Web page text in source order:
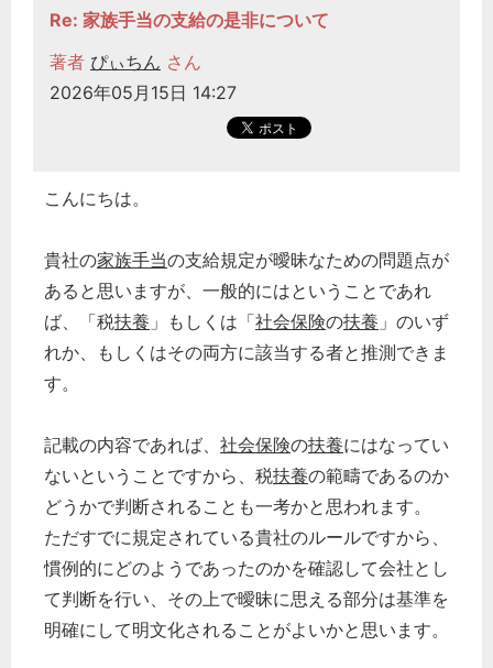
Re: 家族手当の支給の是非について
著者 ぴぃちん さん
2026年05月15日 14:27
こんにちは。
貴社の家族手当の支給規定が曖昧なための問題点が
あると思いますが、一般的にはということであれ
ば、「税扶養 」もしくは「社会保険の扶養 」のいず
れか、もしくはその両方に該当する者と推測できま
す。
記載の内容であれば、 社会保険の扶養にはなってい
ないということですから、税扶養の範疇であるのか
どうかで判断されることも一考かと思われます。
ただすでに規定されている貴社のルールですから、
慣例的にどのようであったのかを確認して会社とし
て判断を行い、その上で曖昧に思える部分は基準を
明確にして明文化されることがよいかと思います。